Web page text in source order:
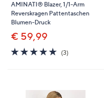
AMINATI® Blazer, 1/1-Arm
Reverskragen Pattentaschen
Blumen-Druck
€ 59,99
5.0
von
(3)3